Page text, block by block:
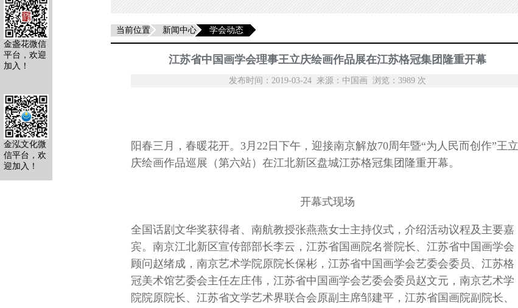
当前位置 新闻中心 学会动态
江苏省中国画学会理事王立庆绘画作品展在江苏格冠集团隆重开幕
发布时间：2019-03-24 来源：中国画 浏览：3989 次
阳春三月，春暖花开。3月22日下午，迎接南京解放70周年暨“为人民而创作”王立
庆绘画作品巡展（第六站）在江北新区盘城江苏格冠集团隆重开幕。
开幕式现场
全国话剧文华奖获得者、南航教授张燕燕女士主持仪式，介绍活动议程及主要嘉
宾。南京江北新区宣传部部长李云，江苏省国画院名誉院长、江苏省中国画学会
顾问赵绪成，南京艺术学院原院长保彬，江苏省中国画学会艺委会委员、江苏格
冠美术馆艺委会主任左庄伟，江苏省中国画学会艺委会委员赵文元，南京艺术学
院院原院长、江苏省文学艺术界联合会原副主席邹建平，江苏省国画院副院长、
金盏花微信
平台，欢迎
加入！
金泓文化微
信平台，欢
迎加入！